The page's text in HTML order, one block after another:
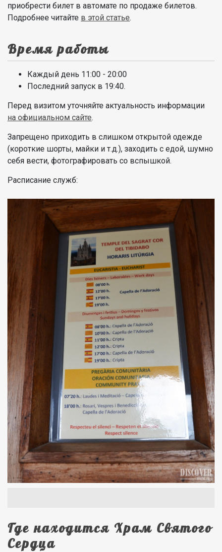
приобрести билет в автомате по продаже билетов.
Подробнее читайте в этой статье.
Время работы
Каждый день 11:00 - 20:00
Последний запуск в 19:40.
Перед визитом уточняйте актуальность информации
на официальном сайте.
Запрещено приходить в слишком открытой одежде
(короткие шорты, майки и т.д.), заходить с едой, шумно
себя вести, фотографировать со вспышкой.
Расписание служб:
Где находится Храм Святого
Сердца